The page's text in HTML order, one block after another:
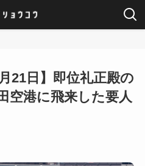
21日】即位礼正殿の
空港に飛来した要人